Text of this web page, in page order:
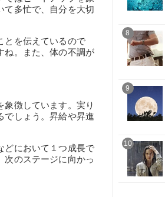
て多忙で、自分を大切
とを伝えているので
ね。また、体の不調が
象徴しています。実り
でしょう。昇給や昇進
どにおいて１つ成長で
次のステージに向かっ
8
9
10